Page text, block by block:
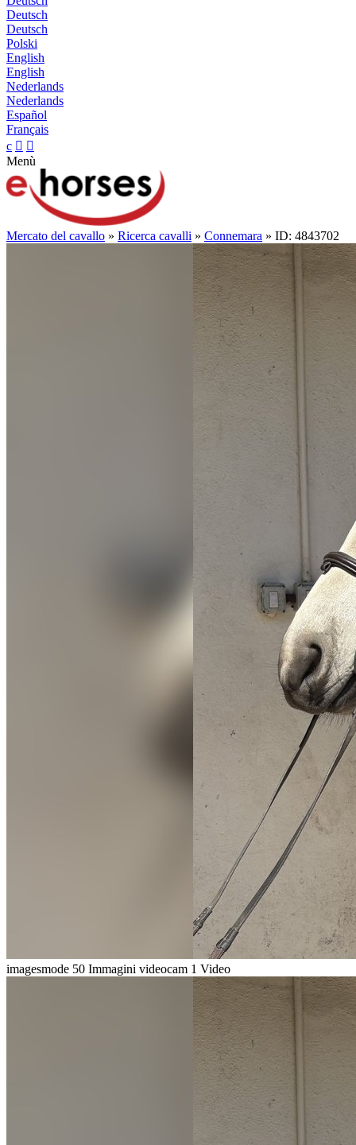
Deutsch
Deutsch
Polski
English
English
Nederlands
Nederlands
Español
Français
c  
Menù
Mercato del cavallo » Ricerca cavalli » Connemara » ID: 4843702
imagesmode 50 Immagini videocam 1 Video